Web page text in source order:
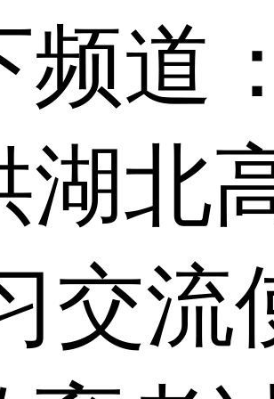
道：
湖北
交流